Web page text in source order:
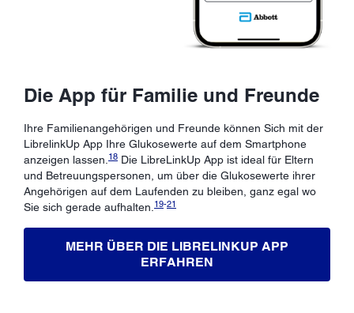
Die App für Familie und Freunde
Ihre Familienangehörigen und Freunde können Sich mit der
LibrelinkUp App Ihre Glukosewerte auf dem Smartphone
anzeigen lassen.18 Die LibreLinkUp App ist ideal für Eltern
und Betreuungspersonen, um über die Glukosewerte ihrer
Angehörigen auf dem Laufenden zu bleiben, ganz egal wo
Sie sich gerade aufhalten.19-21
MEHR ÜBER DIE LIBRELINKUP APP
ERFAHREN